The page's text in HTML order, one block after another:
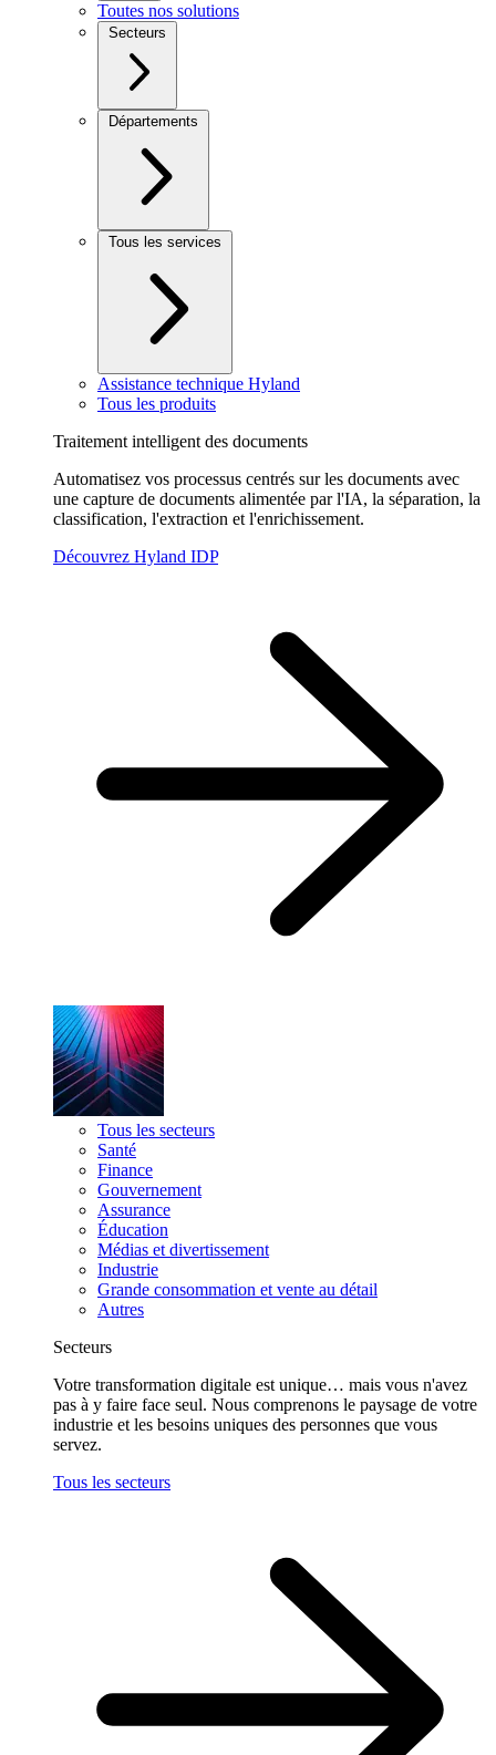
Toutes nos solutions
Secteurs
Départements
Tous les services
Assistance technique Hyland
Tous les produits
Traitement intelligent des documents
Automatisez vos processus centrés sur les documents avec
une capture de documents alimentée par l'IA, la séparation, la
classification, l'extraction et l'enrichissement.
Découvrez Hyland IDP
Tous les secteurs
Santé
Finance
Gouvernement
Assurance
Éducation
Médias et divertissement
Industrie
Grande consommation et vente au détail
Autres
Secteurs
Votre transformation digitale est unique… mais vous n'avez
pas à y faire face seul. Nous comprenons le paysage de votre
industrie et les besoins uniques des personnes que vous
servez.
Tous les secteurs